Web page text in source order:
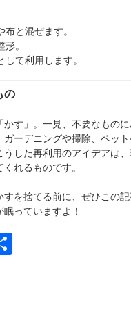
と混ぜます。
。
て利用します。
の
す」。一見、不要なもの
ーデニングや掃除、ペッ
した再利用のアイデアは
れるものです。
を捨てる前に、ぜひこの
っていますよ！